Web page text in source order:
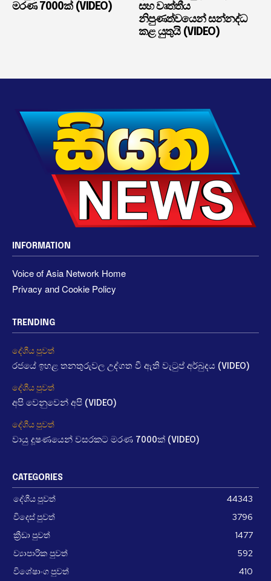
මරණ 7000ක් (VIDEO)
සහ වෘත්තීය
නිපුණත්වයෙන් සන්නද්ධ
කළ යුතුයි (VIDEO)
INFORMATION
Voice of Asia Network Home
Privacy and Cookie Policy
TRENDING
දේශීය පුවත්
රජයේ ඉහළ තනතුරුවල උද්ගත වී ඇති වැටුප් අර්බුදය (VIDEO)
දේශීය පුවත්
අපි වෙනුවෙන් අපි (VIDEO)
දේශීය පුවත්
වායු දූෂණයෙන් වසරකට මරණ 7000ක් (VIDEO)
CATEGORIES
දේශීය පුවත්
44343
විදෙස් පුවත්
3796
ක්‍රීඩා පුවත්
1477
ව්‍යාපාරික පුවත්
592
විශේෂාංග පුවත්
410